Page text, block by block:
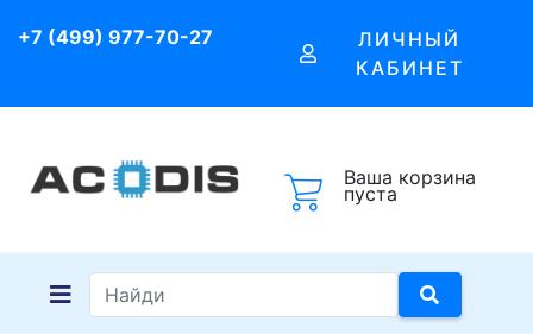
+7 (499) 977-70-27
ЛИЧНЫЙ
КАБИНЕТ
Ваша корзина
пуста